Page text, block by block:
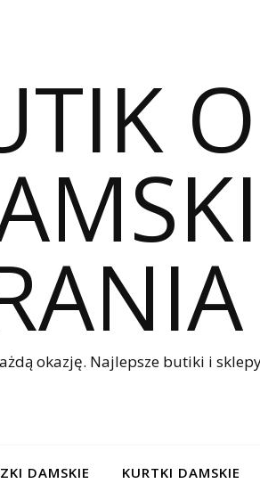
okazję. Najlepsze butiki i
DAMSKIE KURTKI DAMSKIE